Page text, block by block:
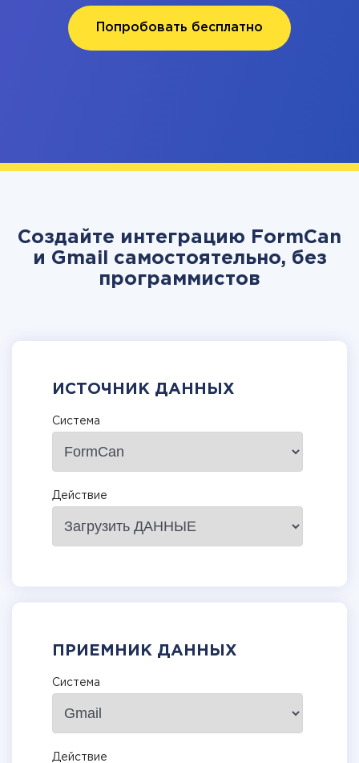
Попробовать бесплатно
Создайте интеграцию FormCan
и Gmail самостоятельно, без
программистов
ИСТОЧНИК ДАННЫХ
Система
Действие
ПРИЕМНИК ДАННЫХ
Система
Действие